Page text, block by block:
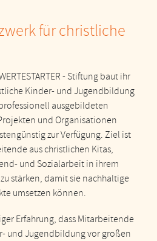
für christliche
- Stiftung baut ihr
Kinder- und Jugendbildung
ausgebildeten
und Organisationen
zur Verfügung. Ziel ist
aus christlichen Kitas,
und Sozialarbeit in ihrem
stärken, damit sie nachhaltige
umsetzen können.
Erfahrung, dass Mitarbeitende
und Jugendbildung vor großen